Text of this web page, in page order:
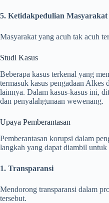
5. Ketidakpedulian Masyarakat
Masyarakat yang acuh tak acuh
Studi Kasus
Beberapa kasus terkenal yang
termasuk kasus pengadaan
lainnya. Dalam kasus-kasus ini,
dan penyalahgunaan wewenang.
Upaya Pemberantasan
Pemberantasan korupsi dalam
langkah yang dapat diambil untuk
1. Transparansi
Mendorong transparansi dalam
tersebut.